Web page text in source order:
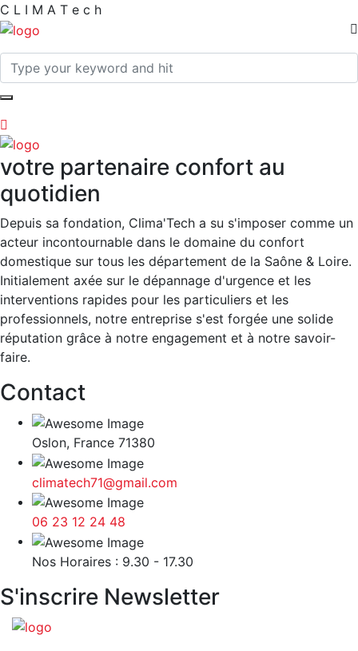
C L I M A T e c h
votre partenaire confort au
quotidien
Depuis sa fondation, Clima'Tech a su s'imposer comme un
acteur incontournable dans le domaine du confort
domestique sur tous les département de la Saône & Loire.
Initialement axée sur le dépannage d'urgence et les
interventions rapides pour les particuliers et les
professionnels, notre entreprise s'est forgée une solide
réputation grâce à notre engagement et à notre savoir-
faire.
Contact
Oslon, France 71380
climatech71@gmail.com
06 23 12 24 48
Nos Horaires : 9.30 - 17.30
S'inscrire Newsletter